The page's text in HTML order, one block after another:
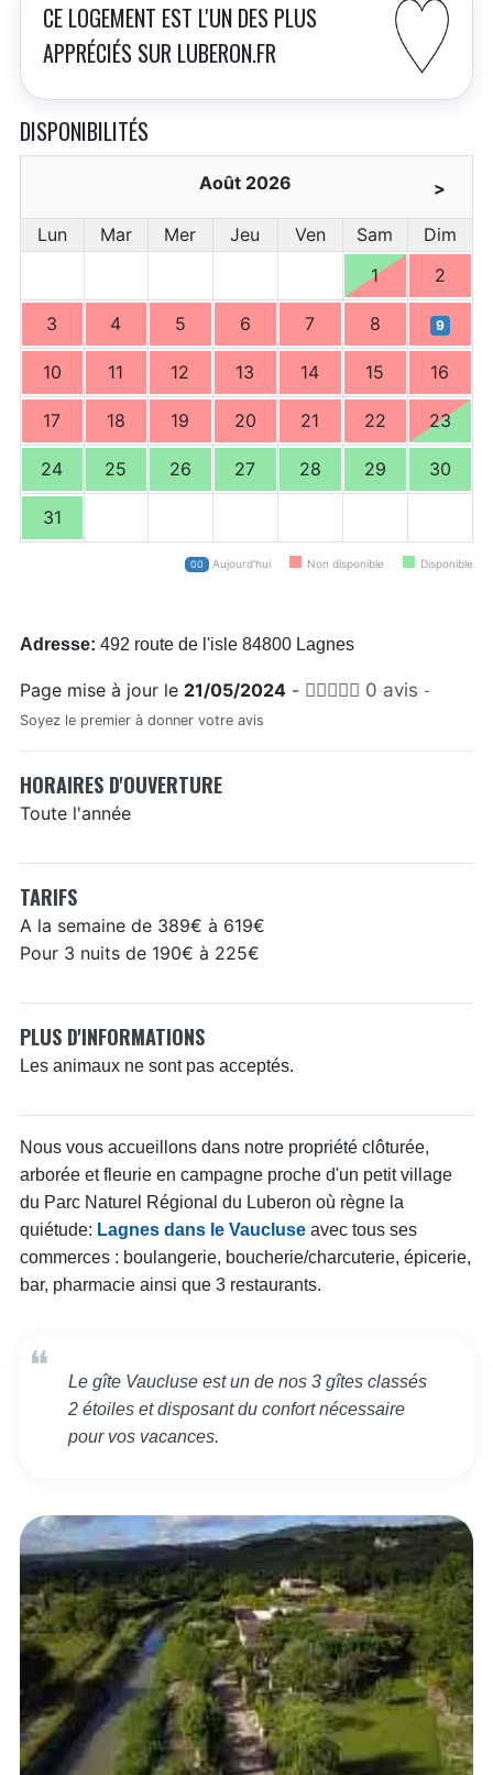
CE LOGEMENT EST L'UN DES PLUS
APPRÉCIÉS SUR LUBERON.FR
DISPONIBILITÉS
Août 2026 >
Lun Mar Mer Jeu Ven Sam
Dim
1
2
3 4 5 6 7 8 9
10 11 12 13 14 15 16
17 18 19 20 21 22 23
24 25 26 27 28 29 30
31
00 Aujourd'hui Non disponible Disponible
Adresse: 492 route de l'isle 84800 Lagnes
Page mise à jour le 21/05/2024- 0 avis -
Soyez le premier à donner votre avis
HORAIRES D'OUVERTURE
Toute l'année
TARIFS
A la semaine de 389€ à 619€
Pour 3 nuits de 190€ à 225€
PLUS D'INFORMATIONS
Les animaux ne sont pas acceptés.
Nous vous accueillons dans notre propriété clôturée,
arborée et fleurie en campagne proche d'un petit village
du Parc Naturel Régional du Luberon où règne la
quiétude: Lagnes dans le Vaucluseavec tous ses
commerces : boulangerie, boucherie/charcuterie, épicerie,
bar, pharmacie ainsi que 3 restaurants.
Le gîte Vaucluse est un de nos 3 gîtes classés
2 étoiles et disposant du confort nécessaire
pour vos vacances.